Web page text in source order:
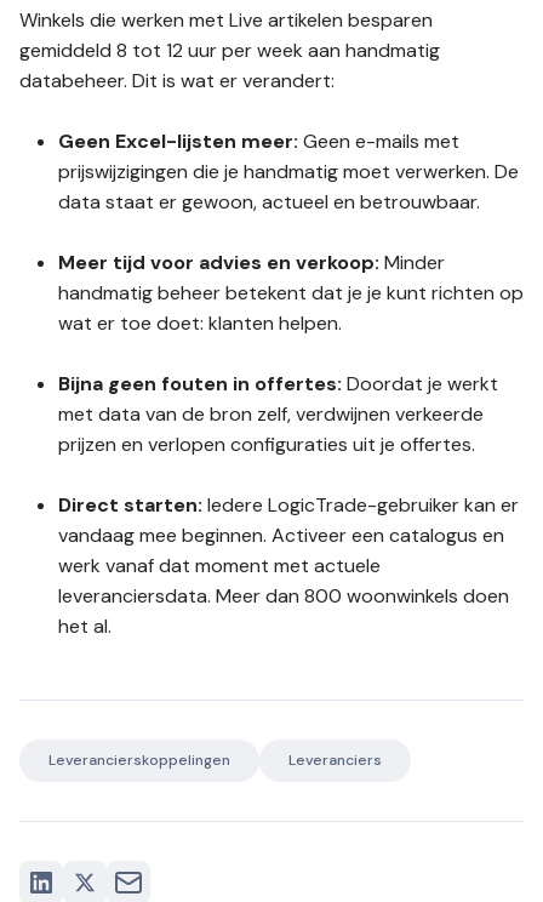
Winkels die werken met Live artikelen besparen
gemiddeld 8 tot 12 uur per week aan handmatig
databeheer. Dit is wat er verandert:
Geen Excel-lijsten meer: Geen e-mails met
prijswijzigingen die je handmatig moet verwerken. De
data staat er gewoon, actueel en betrouwbaar.
Meer tijd voor advies en verkoop: Minder
handmatig beheer betekent dat je je kunt richten op
wat er toe doet: klanten helpen.
Bijna geen fouten in offertes: Doordat je werkt
met data van de bron zelf, verdwijnen verkeerde
prijzen en verlopen configuraties uit je offertes.
Direct starten: Iedere LogicTrade-gebruiker kan er
vandaag mee beginnen. Activeer een catalogus en
werk vanaf dat moment met actuele
leveranciersdata. Meer dan 800 woonwinkels doen
het al.
Leverancierskoppelingen Leveranciers